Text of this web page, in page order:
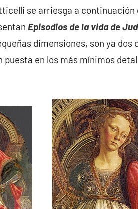
se arriesga a continuación
Episodios de la vida de
dimensiones, son ya
en los más mínimos